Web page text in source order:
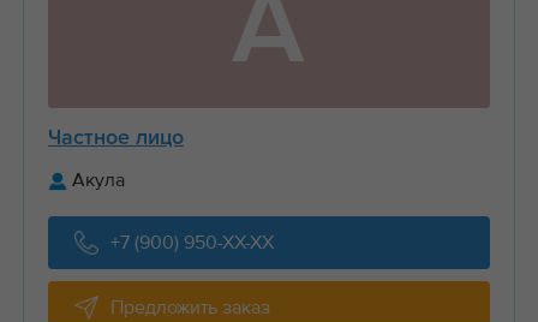
А
Частное лицо
Акула
+7 (900) 950-XX-XX
Предложить заказ